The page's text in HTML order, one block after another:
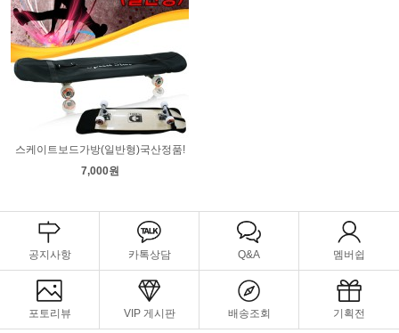
스케이트보드가방(일반형)국산정품!
7,000원
공지사항 카톡상담 Q&A 멤버쉽
포토리뷰 VIP 게시판 배송조회 기획전